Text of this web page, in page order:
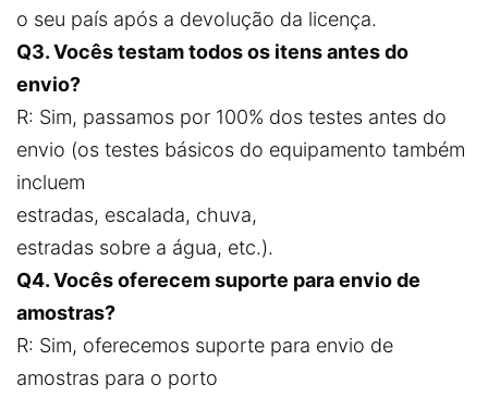
o seu país após a devolução da licença.
Q3. Vocês testam todos os itens antes do
envio?
R: Sim, passamos por 100% dos testes antes do
envio (os testes básicos do equipamento também
incluem
estradas, escalada, chuva,
estradas sobre a água, etc.).
Q4. Vocês oferecem suporte para envio de
amostras?
R: Sim, oferecemos suporte para envio de
amostras para o porto